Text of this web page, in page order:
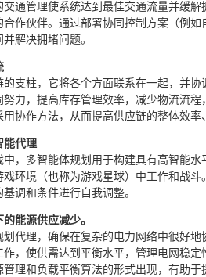
交通管理使系统达到最佳交通流量并缓
合作伙伴。通过部署协同控制方案（例如
解决拥堵问题。
的支柱，它将各个方面联系在一起，并协
力，提高库存管理效率，减少物流流
用协作方法，从而提高供应链的整体效
能代理
，多智能体规划用于构建具有高智能
戏环境（也称为游戏星球）中工作和战
调和条件进行自我调整。
能源供应减少。
代理，确保在复杂的电力网络中很好
，使供需达到平衡水平，管理电网稳
理和负载平衡算法的形式出现，有助